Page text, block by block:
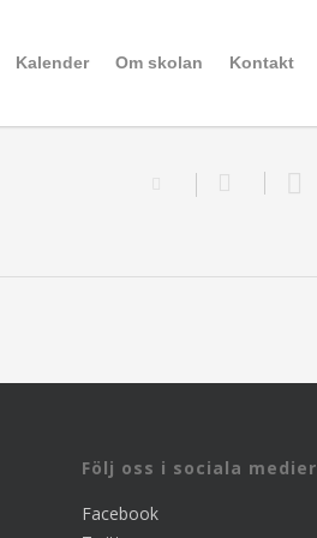
Kalender Om skolan Kontakt
Följ oss i sociala medier
Facebook